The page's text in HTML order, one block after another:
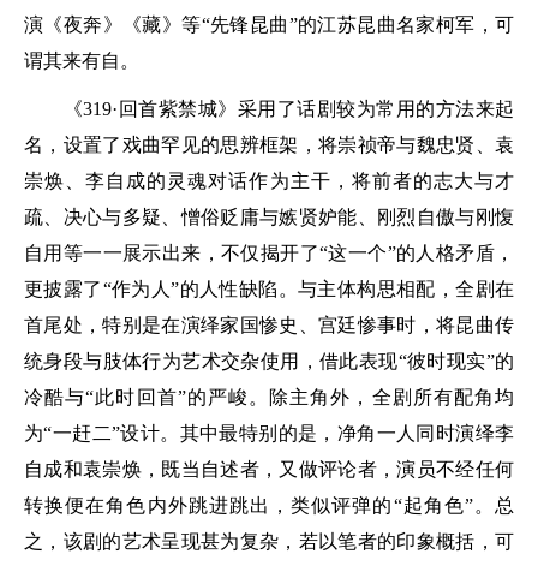
演《夜奔》《藏》等“先锋昆曲”的江苏昆曲名家柯军，可
谓其来有自。
《319·回首紫禁城》采用了话剧较为常用的方法来起
名，设置了戏曲罕见的思辨框架，将崇祯帝与魏忠贤、袁
崇焕、李自成的灵魂对话作为主干，将前者的志大与才
疏、决心与多疑、憎俗贬庸与嫉贤妒能、刚烈自傲与刚愎
自用等一一展示出来，不仅揭开了“这一个”的人格矛盾，
更披露了“作为人”的人性缺陷。与主体构思相配，全剧在
首尾处，特别是在演绎家国惨史、宫廷惨事时，将昆曲传
统身段与肢体行为艺术交杂使用，借此表现“彼时现实”的
冷酷与“此时回首”的严峻。除主角外，全剧所有配角均
为“一赶二”设计。其中最特别的是，净角一人同时演绎李
自成和袁崇焕，既当自述者，又做评论者，演员不经任何
转换便在角色内外跳进跳出，类似评弹的“起角色”。总
之，该剧的艺术呈现甚为复杂，若以笔者的印象概括，可